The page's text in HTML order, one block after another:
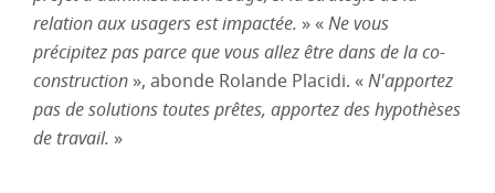
relation aux usagers est impactée. » «Ne vous
précipitez pas parce que vous allez être dans de la co-
construction », abonde Rolande Placidi. «N'apportez
pas de solutions toutes prêtes, apportez des hypothèses
de travail. »